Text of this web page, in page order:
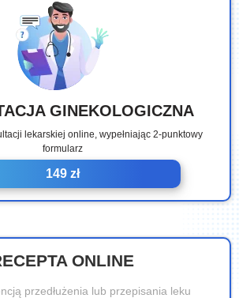
GINEKOLOGICZNA
lekarskiej online, wypełniając 2-punktowy
formularz
149 zł
ONLINE
przedłużenia lub przepisania leku